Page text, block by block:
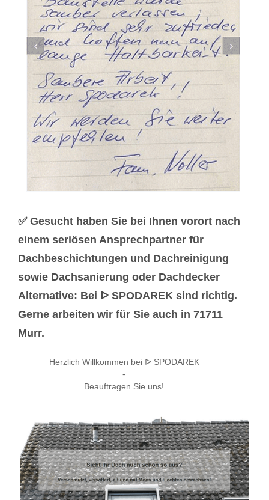
✅ Gesucht haben Sie bei Ihnen vorort nach
einem seriösen Ansprechpartner für
Dachbeschichtungen und Dachreinigung
sowie Dachsanierung oder Dachdecker
Alternative: Bei ᐅ SPODAREK sind richtig.
Gerne arbeiten wir für Sie auch in 71711
Murr.
Herzlich Willkommen bei ᐅ SPODAREK
-
Beauftragen Sie uns!